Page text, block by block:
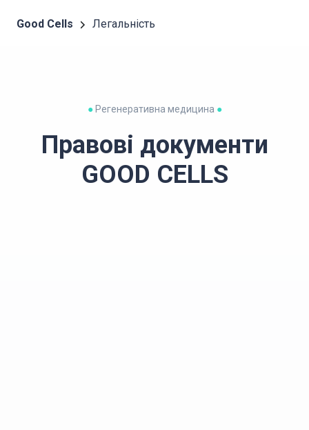
Good Cells Легальність
● Регенеративна медицина ●
Правові документи
GOOD CELLS